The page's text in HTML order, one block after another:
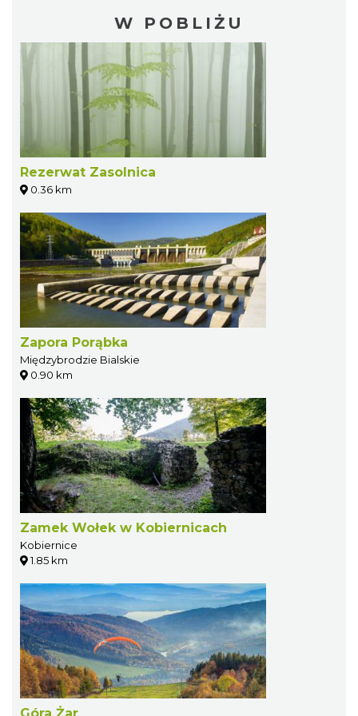
W POBLIŻU
Rezerwat Zasolnica
0.36 km
Zapora Porąbka
Międzybrodzie Bialskie
0.90 km
Zamek Wołek w Kobiernicach
Kobiernice
1.85 km